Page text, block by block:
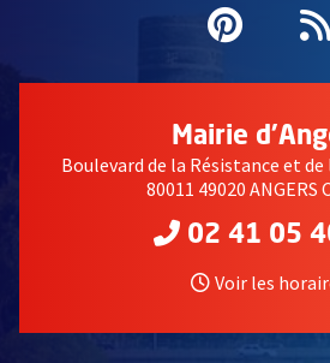
,
Mairie
Boulevard de la Résistance et
80011 49020 ANGERS
02 41 05
Voir les